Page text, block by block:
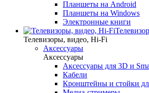
Планшеты на Android
Планшеты на Windows
Электронные книги
Телевизоры, видео, Hi-Fi
Аксессуары
Аксессуары
Аксессуары для 3D и
Кабели
Кронштейны и стойки